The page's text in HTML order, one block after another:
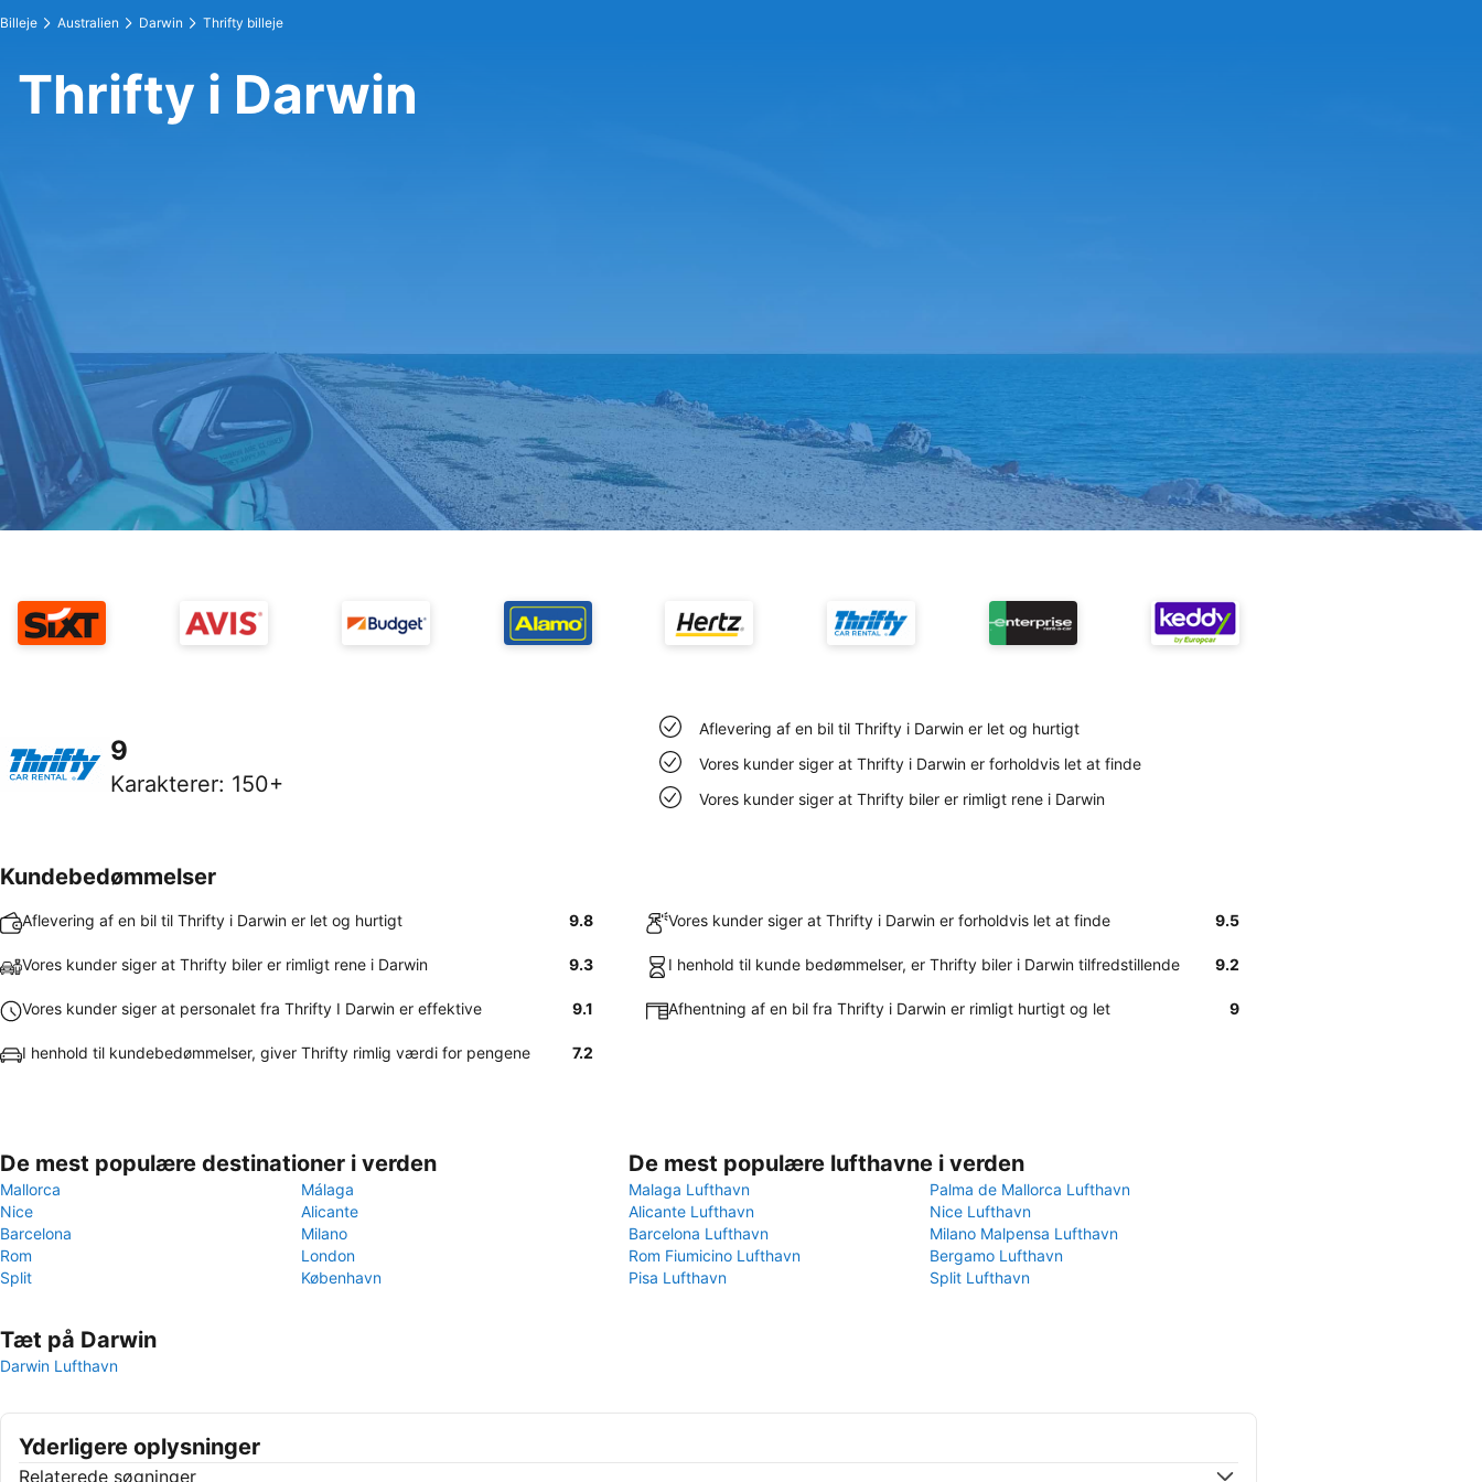
Billeje Australien Darwin Thrifty billeje
Thrifty i Darwin
9
Karakterer: 150+
Aflevering af en bil til Thrifty i Darwin er let og hurtigt
Vores kunder siger at Thrifty i Darwin er forholdvis let at finde
Vores kunder siger at Thrifty biler er rimligt rene i Darwin
Kundebedømmelser
Aflevering af en bil til Thrifty i Darwin er let og hurtigt 9.8 Vores kunder siger at Thrifty i Darwin er forholdvis let at finde 9.5
Vores kunder siger at Thrifty biler er rimligt rene i Darwin 9.3 I henhold til kunde bedømmelser, er Thrifty biler i Darwin tilfredstillende 9.2
Vores kunder siger at personalet fra Thrifty I Darwin er effektive 9.1 Afhentning af en bil fra Thrifty i Darwin er rimligt hurtigt og let 9
I henhold til kundebedømmelser, giver Thrifty rimlig værdi for pengene 7.2
De mest populære destinationer i verden
Mallorca
Málaga
Nice
Alicante
Barcelona
Milano
Rom
London
Split
København
De mest populære lufthavne i verden
Malaga Lufthavn
Palma de Mallorca Lufthavn
Alicante Lufthavn
Nice Lufthavn
Barcelona Lufthavn
Milano Malpensa Lufthavn
Rom Fiumicino Lufthavn
Bergamo Lufthavn
Pisa Lufthavn
Split Lufthavn
Tæt på Darwin
Darwin Lufthavn
Yderligere oplysninger
Relaterede søgninger